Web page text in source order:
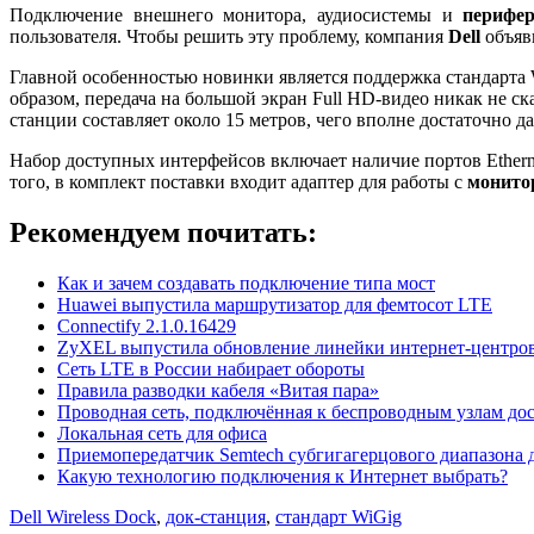
Подключение внешнего монитора, аудиосистемы и
пользователя. Чтобы решить эту проблему, компания Dell
Главной особенностью новинки является поддержка
образом, передача на большой экран Full HD-видео никак не
станции составляет около 15 метров, чего вполне достаточно
Набор доступных интерфейсов включает наличие портов
того, в комплект поставки входит адаптер для работы с
Рекомендуем почитать:
Как и зачем создавать подключение типа мост
Huawei выпустила маршрутизатор для фемтосот LTE
Connectify 2.1.0.16429
ZyXEL выпустила обновление линейки интернет-
Сеть LTE в России набирает обороты
Правила разводки кабеля «Витая пара»
Проводная сеть, подключённая к беспроводным узлам
Локальная сеть для офиса
Приемопередатчик Semtech субгигагерцового
Какую технологию подключения к Интернет выбрать?
Dell Wireless Dock, док-станция, стандарт WiGig